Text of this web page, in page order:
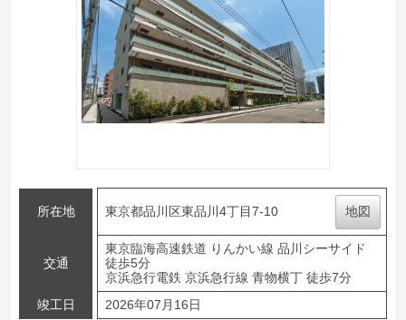
所在地 東京都品川区東品川4丁目7-10 地図
交通
東京臨海高速鉄道 りんかい線 品川シーサイド
徒歩5分
京浜急行電鉄 京浜急行線 青物横丁 徒歩7分
竣工日
2026年07月16日